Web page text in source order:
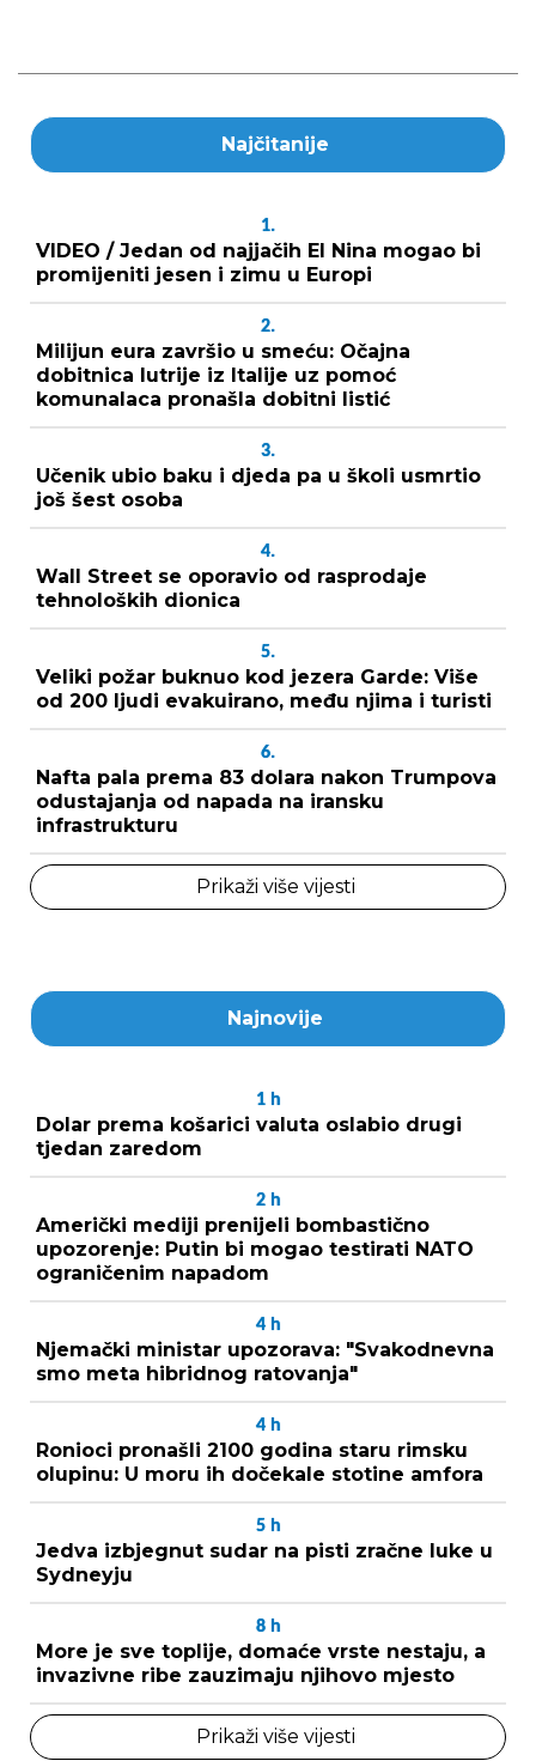
Najčitanije
1.
VIDEO / Jedan od najjačih El Nina mogao bi
promijeniti jesen i zimu u Europi
2.
Milijun eura završio u smeću: Očajna
dobitnica lutrije iz Italije uz pomoć
komunalaca pronašla dobitni listić
3.
Učenik ubio baku i djeda pa u školi usmrtio
još šest osoba
4.
Wall Street se oporavio od rasprodaje
tehnoloških dionica
5.
Veliki požar buknuo kod jezera Garde: Više
od 200 ljudi evakuirano, među njima i turisti
6.
Nafta pala prema 83 dolara nakon Trumpova
odustajanja od napada na iransku
infrastrukturu
Prikaži više vijesti
Najnovije
1 h
Dolar prema košarici valuta oslabio drugi
tjedan zaredom
2 h
Američki mediji prenijeli bombastično
upozorenje: Putin bi mogao testirati NATO
ograničenim napadom
4 h
Njemački ministar upozorava: "Svakodnevna
smo meta hibridnog ratovanja"
4 h
Ronioci pronašli 2100 godina staru rimsku
olupinu: U moru ih dočekale stotine amfora
5 h
Jedva izbjegnut sudar na pisti zračne luke u
Sydneyju
8 h
More je sve toplije, domaće vrste nestaju, a
invazivne ribe zauzimaju njihovo mjesto
Prikaži više vijesti